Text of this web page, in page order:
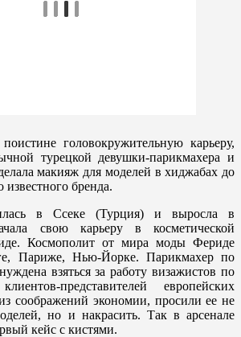
головокружительную карьеру,
турецкой девушки-парикмахера и
макияж для моделей в хиджабах до
бренда.
в Ссеке (Турция) и выросла в
свою карьеру в косметической
Космополит от мира моды Фериде
Париже, Нью-Йорке. Парикмахер по
взяться за работу визажистов по
представителей европейских
соображений экономии, просили ее не
но и накрасить. Так в арсенале
кейс с кистями.